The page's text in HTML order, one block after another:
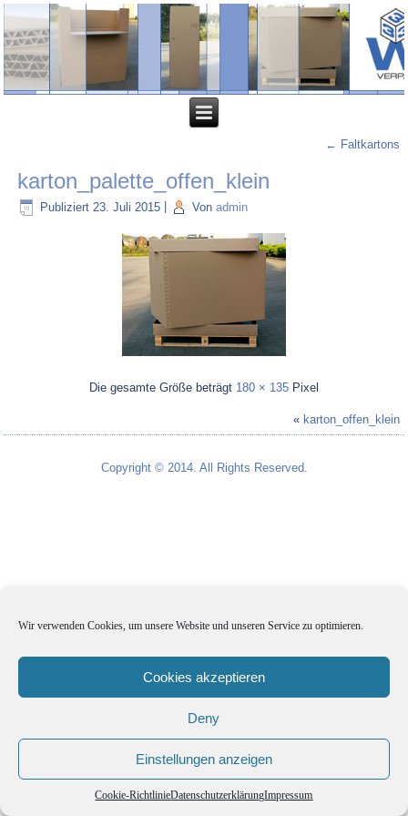
Wir verwenden Cookies, um unsere Website und unseren Service zu optimieren.
Cookies akzeptieren
Deny
Einstellungen anzeigen
Cookie-RichtlinieDatenschutzerklärungImpressum
← Faltkartons
karton_palette_offen_klein
Publiziert 23. Juli 2015 Von admin
Die gesamte Größe beträgt 180 × 135 Pixel
« karton_offen_klein
Copyright © 2014. All Rights Reserved.